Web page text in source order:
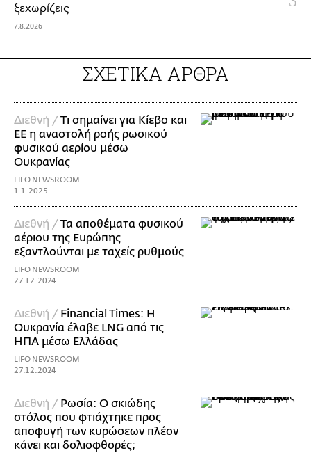
ξεχωρίζεις
7.8.2026
ΣΧΕΤΙΚΑ ΑΡΘΡΑ
Διεθνή /Τι σημαίνει για Κίεβο και
ΕΕ η αναστολή ροής ρωσικού
φυσικού αερίου μέσω
Ουκρανίας
LIFO NEWSROOM
1.1.2025
Διεθνή /Τα αποθέματα φυσικού
αέριου της Ευρώπης
εξαντλούνται με ταχείς ρυθμούς
LIFO NEWSROOM
27.12.2024
Διεθνή / Financial Times: Η
Ουκρανία έλαβε LNG από τις
ΗΠΑ μέσω Ελλάδας
LIFO NEWSROOM
27.12.2024
Διεθνή / Ρωσία: Ο σκιώδης
στόλος που φτιάχτηκε προς
αποφυγή των κυρώσεων πλέον
κάνει και δολιοφθορές;